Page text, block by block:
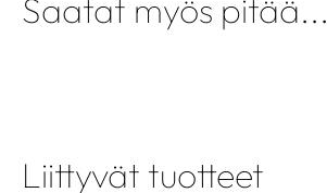
Saatat myös pitää...
Liittyvät tuotteet